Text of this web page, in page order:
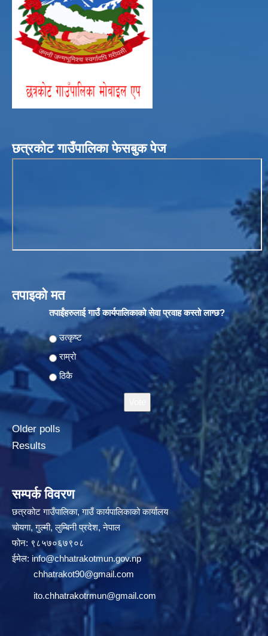
छत्रकोट गाउँपालिका फेसबुक पेज
तपाइको मत
तपाईंहरुलाई गाउँ कार्यपालिकाको सेवा प्रवाह कस्तो लाग्छ?
Choices
उत्कृष्ट
राम्रो
ठिकै
Older polls
Results
सम्पर्क विवरण
छत्रकोट गाउँपालिका, गाउँ कार्यपालिकाको कार्यालय
चोयगा, गुल्मी, लुम्बिनी प्रदेश, नेपाल
फोन: ९८५७०६७९०८
ईमेल: info@chhatrakotmun.gov.np
chhatrakot90@gmail.com
ito.chhatrakotrmun@gmail.com